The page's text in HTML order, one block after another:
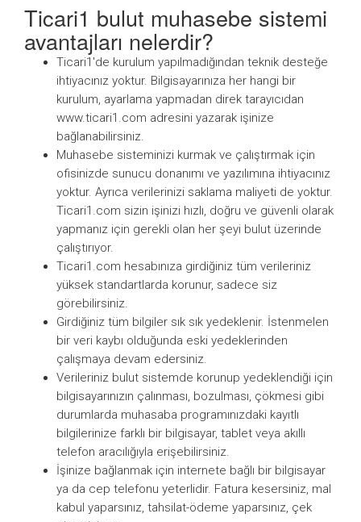
Ticari1 bulut muhasebe sistemi
avantajları nelerdir?
Ticari1'de kurulum yapılmadığından teknik desteğe
ihtiyacınız yoktur. Bilgisayarınıza her hangi bir
kurulum, ayarlama yapmadan direk tarayıcıdan
www.ticari1.com adresini yazarak işinize
bağlanabilirsiniz.
Muhasebe sisteminizi kurmak ve çalıştırmak için
ofisinizde sunucu donanımı ve yazılımına ihtiyacınız
yoktur. Ayrıca verilerinizi saklama maliyeti de yoktur.
Ticari1.com sizin işinizi hızlı, doğru ve güvenli olarak
yapmanız için gerekli olan her şeyi bulut üzerinde
çalıştırıyor.
Ticari1.com hesabınıza girdiğiniz tüm verileriniz
yüksek standartlarda korunur, sadece siz
görebilirsiniz.
Girdiğiniz tüm bilgiler sık sık yedeklenir. İstenmelen
bir veri kaybı olduğunda eski yedeklerinden
çalışmaya devam edersiniz.
Verileriniz bulut sistemde korunup yedeklendiği için
bilgisayarınızın çalınması, bozulması, çökmesi gibi
durumlarda muhasaba programınızdaki kayıtlı
bilgilerinize farklı bir bilgisayar, tablet veya akıllı
telefon aracılığıyla erişebilirsiniz.
İşinize bağlanmak için internete bağlı bir bilgisayar
ya da cep telefonu yeterlidir. Fatura kesersiniz, mal
kabul yaparsınız, tahsilat-ödeme yaparsınız, çek